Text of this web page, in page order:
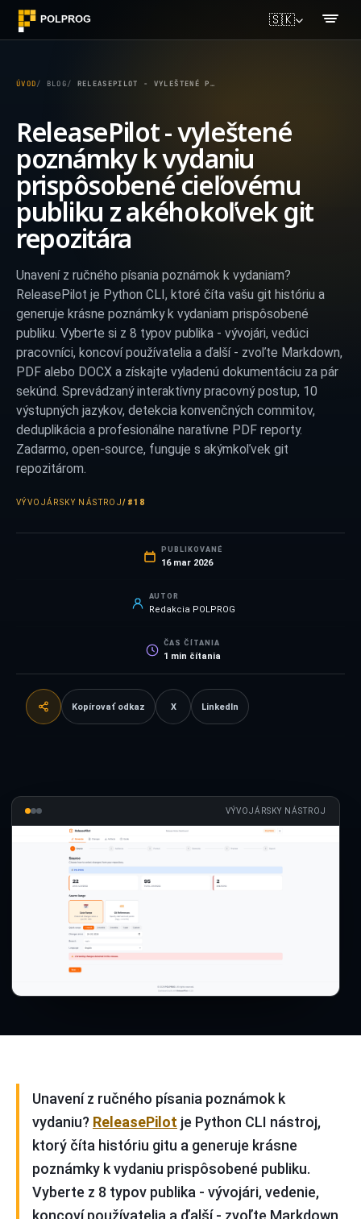
🇸🇰
ÚVOD BLOG RELEASEPILOT - VYLEŠTENÉ POZNÁMKY K VYDANIU PRISPÔSOBENÉ CIEĽOVÉMU PUBLIKU Z AKÉHOKOĽVEK GIT REPOZITÁRA
ReleasePilot - vyleštené
poznámky k vydaniu
prispôsobené cieľovému
publiku z akéhokoľvek git
repozitára
Unavení z ručného písania poznámok k vydaniam?
ReleasePilot je Python CLI, ktoré číta vašu git históriu a
generuje krásne poznámky k vydaniam prispôsobené
publiku. Vyberte si z 8 typov publika - vývojári, vedúci
pracovníci, koncoví používatelia a ďalší - zvoľte Markdown,
PDF alebo DOCX a získajte vyladenú dokumentáciu za pár
sekúnd. Sprevádzaný interaktívny pracovný postup, 10
výstupných jazykov, detekcia konvenčných commitov,
deduplikácia a profesionálne naratívne PDF reporty.
Zadarmo, open-source, funguje s akýmkoľvek git
repozitárom.
VÝVOJÁRSKY NÁSTROJ/ #18
PUBLIKOVANÉ
16 mar 2026
AUTOR
Redakcia POLPROG
ČAS ČÍTANIA
1 min čítania
Kopírovať odkaz X LinkedIn
VÝVOJÁRSKY NÁSTROJ
Unavení z ručného písania poznámok k
vydaniu? ReleasePilot je Python CLI nástroj,
ktorý číta históriu gitu a generuje krásne
poznámky k vydaniu prispôsobené publiku.
Vyberte z 8 typov publika - vývojári, vedenie,
koncoví používatelia a ďalší - zvoľte Markdown,